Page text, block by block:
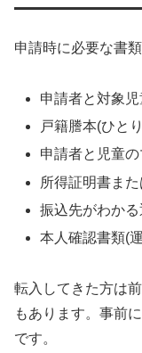
申請時に必要な書
申請者と対象
戸籍謄本(ひと
申請者と児童
所得証明書ま
振込先がわか
本人確認書類(
転入してきた方は
もあります。事前
です。